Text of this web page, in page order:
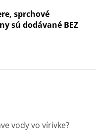
sprchové
sú dodávané BEZ
vody vo vírivke?